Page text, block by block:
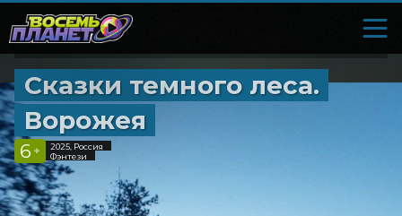
Сказки темного леса.
Ворожея
6 +
2025, Россия
Фэнтези